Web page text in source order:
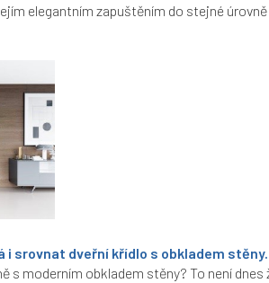
elegantním zapuštěním do stejné úrovně
i srovnat dveřní křídlo s obkladem stěny.
s moderním obkladem stěny? To není dnes